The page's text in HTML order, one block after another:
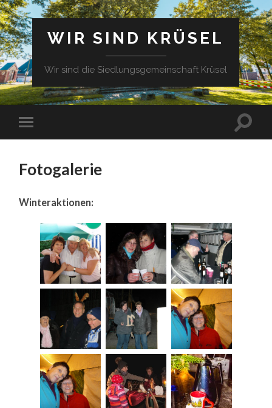
WIR SIND KRÜSEL
Wir sind die Siedlungsgemeinschaft Krüsel
Fotogalerie
Winteraktionen: